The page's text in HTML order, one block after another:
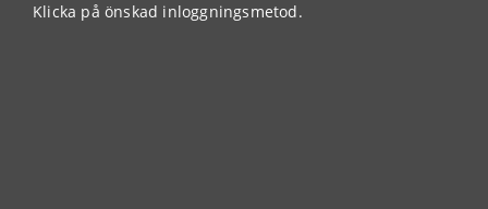
Klicka på önskad inloggningsmetod.